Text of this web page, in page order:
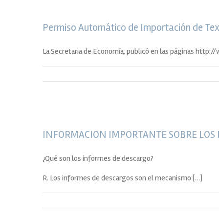
Permiso Automático de Importación de
La Secretaria de Economía, publicó en las páginas
INFORMACION IMPORTANTE SOBRE LOS
¿Qué son los informes de descargo?
R. Los informes de descargos son el mecanismo […]